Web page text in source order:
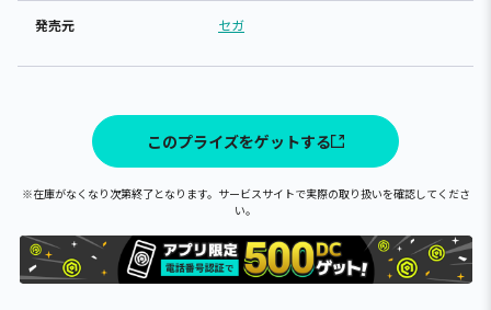
発売元 セガ
このプライズをゲットする
※在庫がなくなり次第終了となります。サービスサイトで実際の取り扱いを確認してくださ
い。